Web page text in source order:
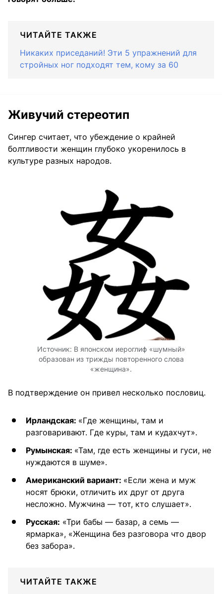
ЧИТАЙТЕ ТАКЖЕ
Никаких приседаний! Эти 5 упражнений для
стройных ног подходят тем, кому за 60
Живучий стереотип
Сингер считает, что убеждение о крайней
болтливости женщин глубоко укоренилось в
культуре разных народов.
Источник: В японском иероглиф «шумный»
образован из трижды повторенного слова
«женщина».
В подтверждение он привел несколько пословиц.
Ирландская: «Где женщины, там и
разговаривают. Где куры, там и кудахчут».
Румынская: «Там, где есть женщины и гуси, не
нуждаются в шуме».
Американский вариант: «Если жена и муж
носят брюки, отличить их друг от друга
несложно. Мужчина — тот, кто слушает».
Русская: «Три бабы — базар, а семь —
ярмарка», «Женщина без разговора что двор
без забора».
ЧИТАЙТЕ ТАКЖЕ